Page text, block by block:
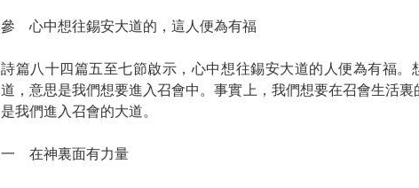
參 心中想往錫安大道的，這人便為有福
詩篇八十四篇五至七節啟示，心中想往錫安大道的人便為有福。
道，意思是我們想要進入召會中。事實上，我們想要在召會生活裏
是我們進入召會的大道。
一 在神裏面有力量